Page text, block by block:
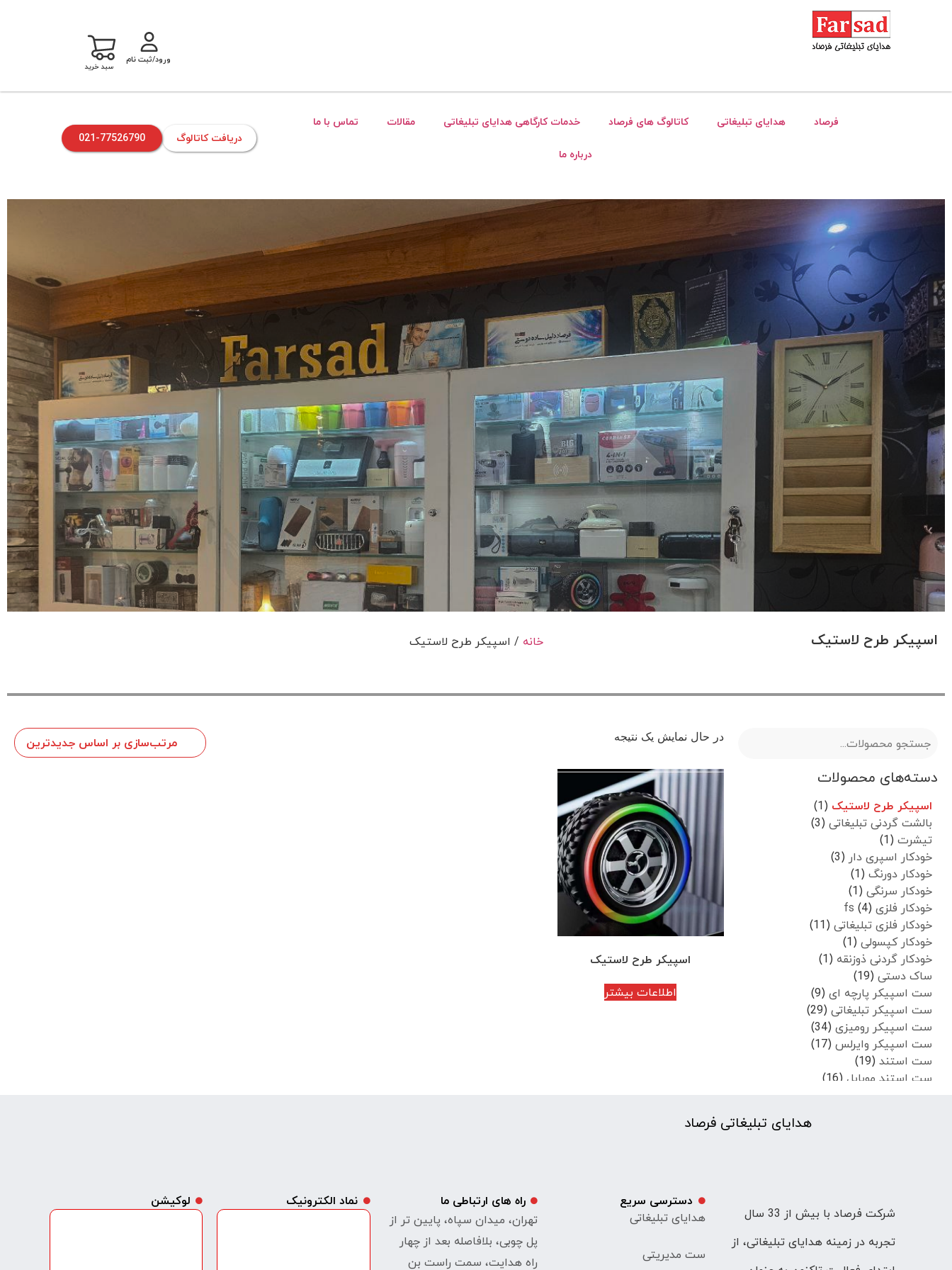
ورود/ثبت نام
سبد خرید
فرصاد هدایای تبلیغاتی کاتالوگ های فرصاد خدمات کارگاهی هدایای تبلیغاتی مقالات
تماس با ما
درباره ما
دریافت کاتالوگ 021-77526790
اسپیکر طرح لاستیک خانه / اسپیکر طرح لاستیک
دسته‌های محصولات
اسپیکر طرح لاستیک (1)
بالشت گردنی تبلیغاتی(3)
تیشرت(1)
خودکار اسپری دار (3)
خودکار دورنگ(1)
خودکار سرنگی(1)
خودکار فلزی fs(4)
خودکار فلزی تبلیغاتی(11)
خودکار کپسولی(1)
خودکار گردنی ذوزنقه (1)
ساک دستی(19)
ست اسپیکر پارچه ای(9)
ست اسپیکر تبلیغاتی(29)
ست اسپیکر رومیزی(34)
ست اسپیکر وایرلس(17)
ست استند(19)
ست استند موبایل (16)
ست زنانه(225)
ست سررسید و تقویم (12)
ست شارژر وایرلس
در حال نمایش یک نتیجه
اسپیکر طرح لاستیک
اطلاعات بیشتر
هدایای تبلیغاتی فرصاد
شرکت فرصاد با بیش از 33 سال
تجربه در زمینه هدایای تبلیغاتی، از
دسترسی سریع
هدایای تبلیغاتی
ست مدیریتی
راه های ارتباطی ما
تهران، میدان سپاه، پایین تر از
پل چوبی، بلافاصله بعد از چهار
راه هدایت، سمت راست بن
نماد الکترونیک لوکیشن